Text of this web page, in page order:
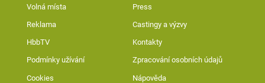
Volná místa Press
Reklama Castingy a výzvy
HbbTV Kontakty
Podmínky užívání Zpracování osobních údajů
Cookies Nápověda